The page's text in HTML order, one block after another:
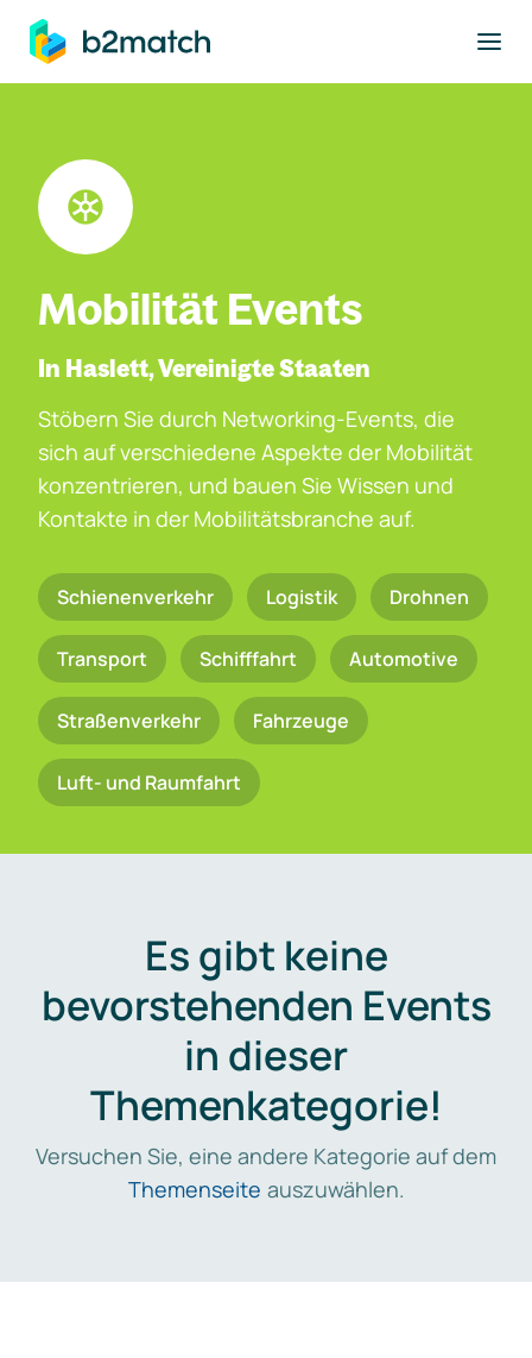
springen
Mobilität Events
In Haslett, Vereinigte Staaten
Stöbern Sie durch Networking-Events, die
sich auf verschiedene Aspekte der Mobilität
konzentrieren, und bauen Sie Wissen und
Kontakte in der Mobilitätsbranche auf.
Schienenverkehr Logistik Drohnen
Transport Schifffahrt Automotive
Straßenverkehr Fahrzeuge
Luft- und Raumfahrt
Es gibt keine
bevorstehenden Events
in dieser
Themenkategorie!
Versuchen Sie, eine andere Kategorie auf dem
Themenseite auszuwählen.